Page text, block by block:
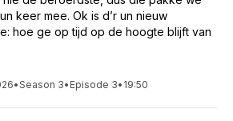
keer mee. Ok is d’r un nieuw
hoe ge op tijd op de hoogte blijft van
•Season 3• Episode 3• 19:50